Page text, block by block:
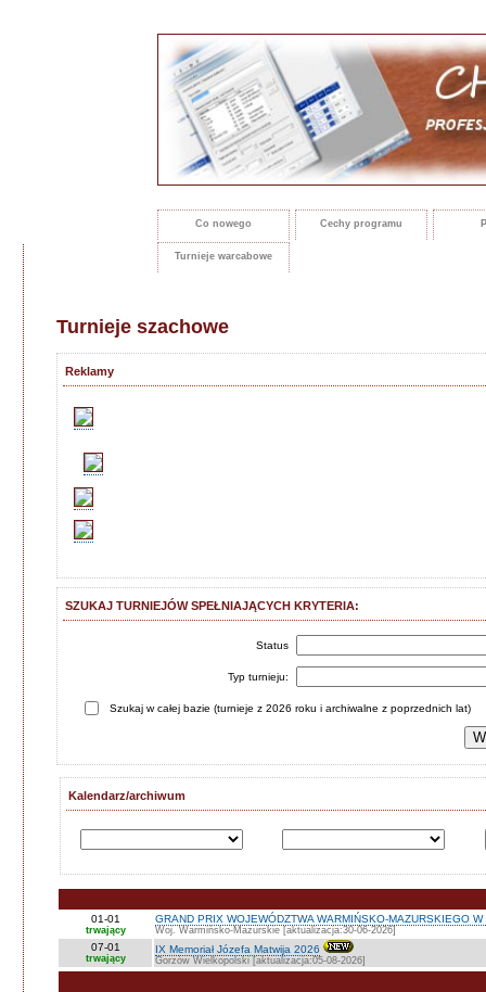
Co nowego Cechy programu
Turnieje warcabowe
Turnieje szachowe
Reklamy
SZUKAJ TURNIEJÓW SPEŁNIAJĄCYCH KRYTERIA:
Status
Typ turnieju:
Szukaj w całej bazie (turnieje z 2026 roku i archiwalne z poprzednich lat)
Kalendarz/archiwum
01-01
trwający
GRAND PRIX WOJEWÓDZTWA WARMIŃSKO-MAZURSKIEGO
Woj. Warmińsko-Mazurskie [aktualizacja:30-06-2026]
07-01
trwający
IX Memoriał Józefa Matwija 2026
Gorzów Wielkopolski [aktualizacja:05-08-2026]